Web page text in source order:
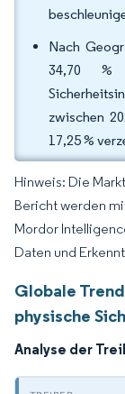
Nach
34,70 %
zwischen
17,25 %
Hinweis: Die
Bericht werden
Mordor
Daten und
Globale
physische
Analyse der